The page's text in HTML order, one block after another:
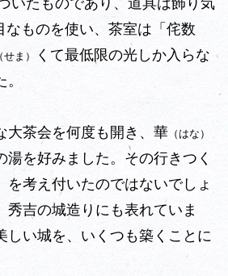
なものを使い、茶室は「侘数
（せま）
くて最低限の光しか入らな
大茶会を何度も開き、華 （はな）
湯を好みました。その行きつく
を考え付いたのではないでしょ
秀吉の城造りにも表れていま
しい城を、いくつも築くことに